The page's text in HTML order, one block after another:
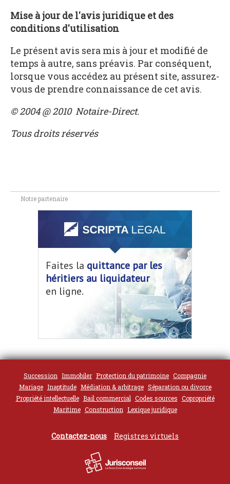
Mise à jour de l'avis juridique et des
conditions d'utilisation
Le présent avis sera mis à jour et modifié de
temps à autre, sans préavis. Par conséquent,
lorsque vous accédez au présent site, assurez-
vous de prendre connaissance de cet avis.
© 2004 @ 2010 Notaire-Direct.
Tous droits réservés
Notre partenaire
Faites la quittance par les
héritiers au liquidateur
en ligne.
Succession Immobiler Protection du patrimoine Compagnie
Mariage Inaptitude Médiation & arbitrage Séparation ou divorce
Propriété intellectuelle Bail commercial Codes sources Copropriété
Maritime Construction Lexique juridique
Contactez-nous Registres virtuels